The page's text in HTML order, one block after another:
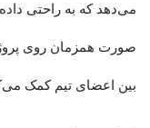
می‌دهد که به راحتی
صورت همزمان روی
بین اعضای تیم کمک